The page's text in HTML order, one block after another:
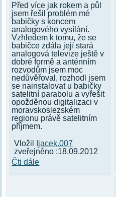
Před více jak rokem a půl
jsem řešil problém mé
babičky s koncem
analogového vysílání.
Vzhledem k tomu, že se
babičce zdála její stará
analogová televize ještě v
dobré formě a anténním
rozvodům jsem moc
nedůvěřoval, rozhodl jsem
se nainstalovat u babičky
satelitní parabolu a vyřešit
opožděnou digitalizaci v
moravskoslezském
regionu právě satelitním
příjmem.
Vložil
Ijacek.007
zveřejněno :18.09.2012
Čti dále